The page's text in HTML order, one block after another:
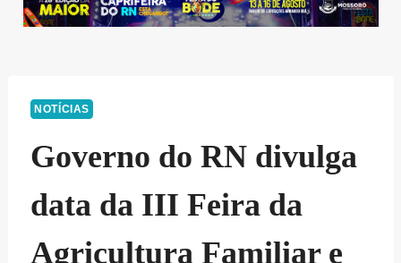
NOTÍCIAS
Governo do RN divulga
data da III Feira da
Agricultura Familiar e